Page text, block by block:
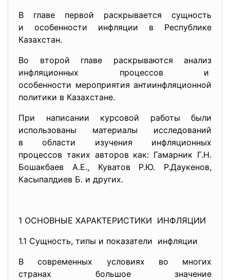
В главе первой раскрывается сущность
и особенности инфляции в Республике
Казахстан.
Во второй главе раскрываются анализ
инфляционных процессов и
особенности мероприятия антиинфляционной
политики в Казахстане.
При написании курсовой работы были
использованы материалы исследований
в области изучения инфляционных
процессов таких авторов как: Гамарник Г.Н.
Бошакбаев А.Е., Куватов Р.Ю. Р.Даукенов,
Касыпалдиев Б. и других.
1 ОСНОВНЫЕ ХАРАКТЕРИСТИКИ ИНФЛЯЦИИ
1.1 Сущность, типы и показатели инфляции
В современных условиях во многих
странах большое значение